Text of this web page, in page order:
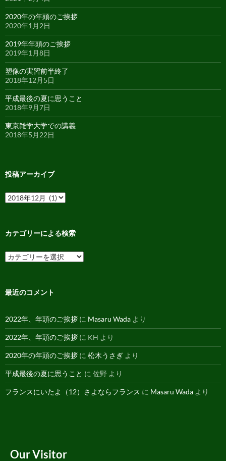
2020年の年頭のご挨拶
2020年1月2日
2019年年頭のご挨拶
2019年1月8日
塑像の実習前半終了
2018年12月5日
平成最後の夏に思うこと
2018年9月7日
東京雑学大学での講義
2018年5月22日
投稿アーカイブ
投
稿
カ
ブ
カテゴリーによる検索
カ
テ
ー
る
検
索
最近のコメント
2022年、年頭のご挨拶 に Masaru Wada より
2022年、年頭のご挨拶 に KH より
2020年の年頭のご挨拶 に 松木うさぎ より
平成最後の夏に思うこと に 佐野 より
フランスにいたよ（12）さよならフランス に Masaru Wada より
Our Visitor